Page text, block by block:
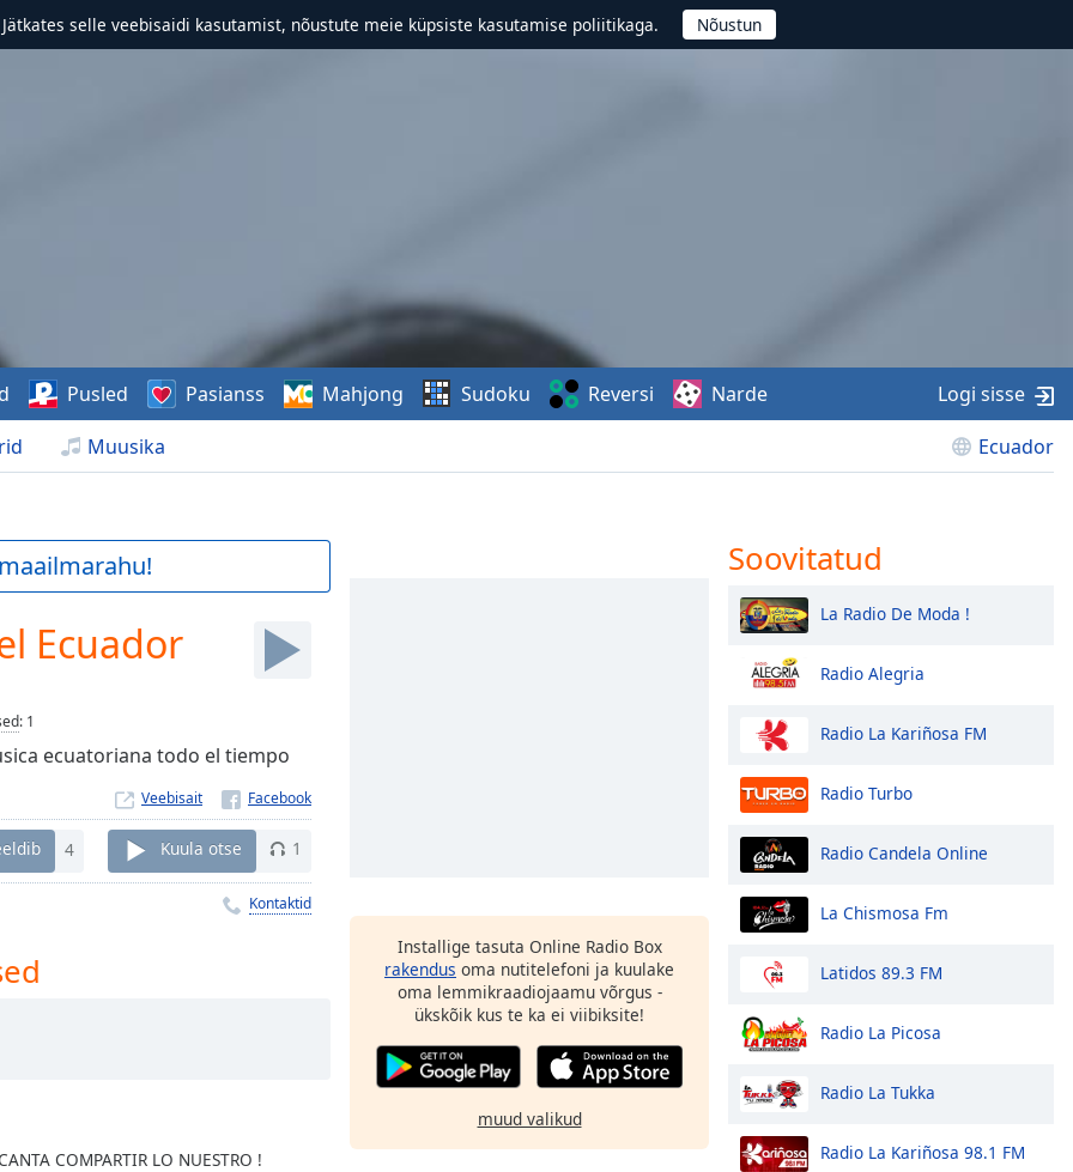
Jätkates selle veebisaidi kasutamist, nõustute meie küpsiste kasutamise poliitikaga.
Muusika Ecuador
Pusled Pasianss Mahjong Sudoku Reversi Narde Logi sisse
Ecuador
: 1
ecuatoriana todo el tiempo
Veebisait
4 Kuula otse 1
Kontaktid
COMPARTIR LO NUESTRO !
Installige tasuta Online Radio Box
rakendus oma nutitelefoni ja kuulake
oma lemmikraadiojaamu võrgus -
ükskõik kus te ka ei viibiksite!
muud valikud
Soovitatud
La Radio De Moda !
Radio Alegria
Radio La Kariñosa FM
Radio Turbo
Radio Candela Online
La Chismosa Fm
Latidos 89.3 FM
Radio La Picosa
Radio La Tukka
Radio La Kariñosa 98.1 FM